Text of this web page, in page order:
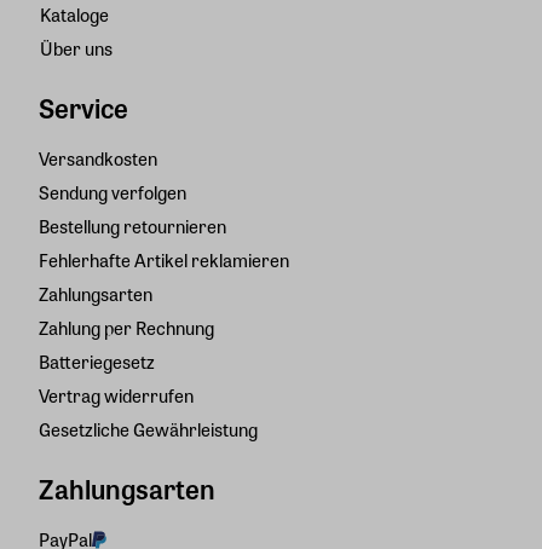
Kataloge
Über uns
Service
Versandkosten
Sendung verfolgen
Bestellung retournieren
Fehlerhafte Artikel reklamieren
Zahlungsarten
Zahlung per Rechnung
Batteriegesetz
Vertrag widerrufen
Gesetzliche Gewährleistung
Zahlungsarten
PayPal